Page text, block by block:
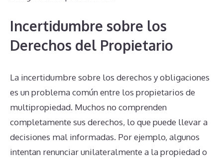
Incertidumbre sobre los
Derechos del Propietario
La incertidumbre sobre los derechos y obligaciones
es un problema común entre los propietarios de
multipropiedad. Muchos no comprenden
completamente sus derechos, lo que puede llevar a
decisiones mal informadas. Por ejemplo, algunos
intentan renunciar unilateralmente a la propiedad o